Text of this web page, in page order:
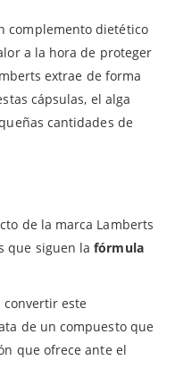
complemento dietético
a la hora de proteger
extrae de forma
cápsulas, el alga
cantidades de
de la marca Lamberts
que siguen lafórmula
convertir este
de un compuesto que
que ofrece ante el